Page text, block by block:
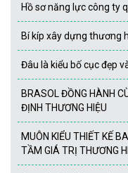
Hồ sơ năng lực công ty
Bí kíp xây dựng thương
Đâu là kiểu bố cục đẹp
BRASOL ĐỒNG HÀNH
ĐỊNH THƯƠNG HIỆU
MUÔN KIỂU THIẾT KẾ
TẦM GIÁ TRỊ THƯƠNG